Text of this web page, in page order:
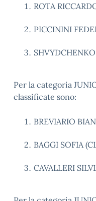
ROTA
PICCININI
Per la categoria
classificate sono:
BREVIARIO
BAGGI SOFIA
CAVALLERI